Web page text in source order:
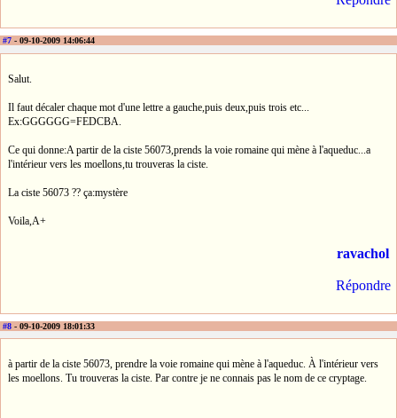
#7 - 09-10-2009 14:06:44
Salut.
Il faut décaler chaque mot d'une lettre a gauche,puis deux,puis trois etc...
Ex:GGGGGG=FEDCBA.
Ce qui donne:A partir de la ciste 56073,prends la voie romaine qui mène à l'aqueduc...a
l'intérieur vers les moellons,tu trouveras la ciste.
La ciste 56073 ?? ça:mystère
Voila,A+
ravachol
Répondre
#8 - 09-10-2009 18:01:33
à partir de la ciste 56073, prendre la voie romaine qui mène à l'aqueduc. À l'intérieur vers
les moellons. Tu trouveras la ciste. Par contre je ne connais pas le nom de ce cryptage.